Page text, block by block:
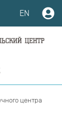
EN
центра